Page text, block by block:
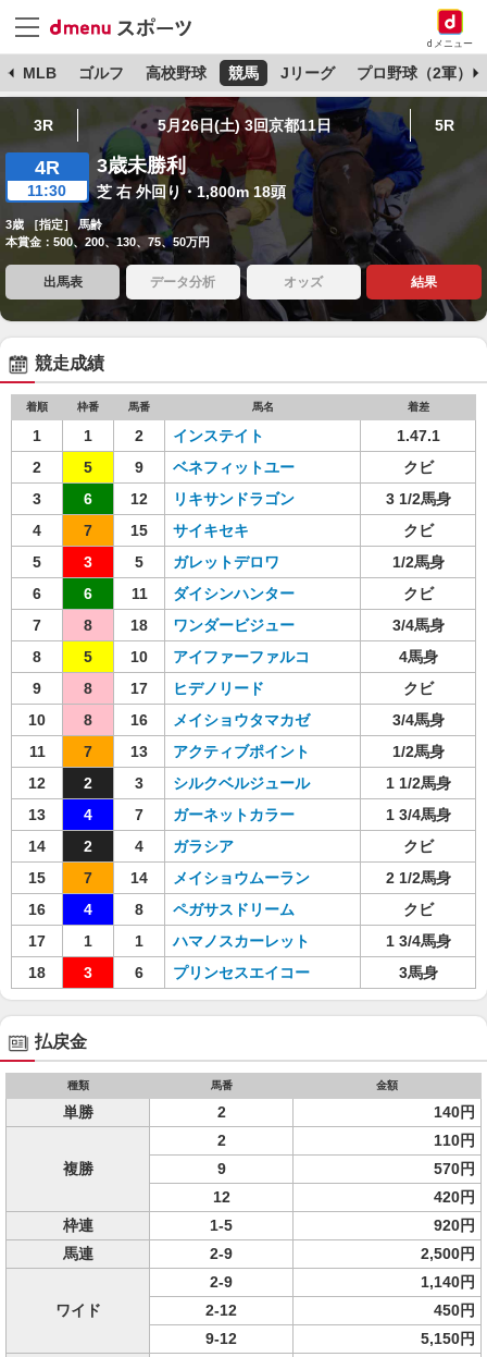
dメニュー
MLB ゴルフ 高校野球 競馬 Jリーグ プロ野球（2軍）
3R 5月26日(土) 3回京都11日 5R
4R
11:30
3歳未勝利
芝 右 外回り・1,800m 18頭
3歳 ［指定］ 馬齢
本賞金：500、200、130、75、50万円
出馬表 データ分析 オッズ 結果
競走成績
着順 枠番 馬番 馬名 着差
1 1 2 インステイト
1.47.1
2
5 9 ベネフィットユー
クビ
3
6 12 リキサンドラゴン
3 1/2馬身
4
7 15 サイキセキ
クビ
5
3 5 ガレットデロワ
1/2馬身
6
6 11 ダイシンハンター
クビ
7
8 18 ワンダービジュー
3/4馬身
8
5 10 アイファーファルコ
4馬身
9
8 17 ヒデノリード
クビ
10
8 16 メイショウタマカゼ
3/4馬身
11
7 13 アクティブポイント
1/2馬身
12
2 3 シルクベルジュール
1 1/2馬身
13
4 7 ガーネットカラー
1 3/4馬身
14
2 4 ガラシア
クビ
15
7 14 メイショウムーラン
2 1/2馬身
16
4 8 ペガサスドリーム
クビ
17
1 1 ハマノスカーレット
1 3/4馬身
18
3 6 プリンセスエイコー 3馬身
払戻金
種類 馬番 金額
単勝 2 140円
複勝
2
110円
9
570円
12
420円
枠連
1-5
920円
馬連
2-9 2,500円
ワイド
2-9
1,140円
2-12
450円
9-12
5,150円